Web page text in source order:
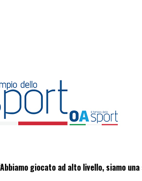
giocato ad alto livello, siamo